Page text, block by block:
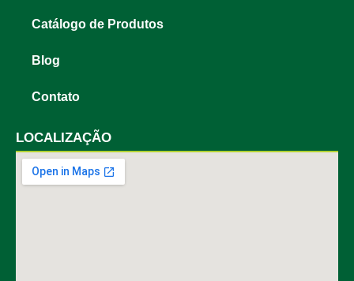
Catálogo de Produtos
Blog
Contato
LOCALIZAÇÃO